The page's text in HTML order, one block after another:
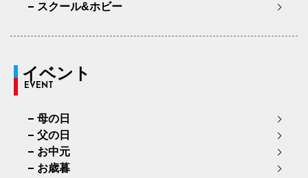
スクール&ホビー
イベント
EVENT
母の日
父の日
お中元
お歳暮